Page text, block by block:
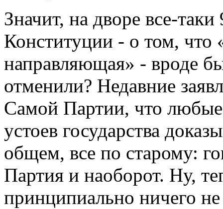
Значит, на дворе все-
Конституции - о том, что
направляющая» - вроде
отменили? Недавние
Самой Партии, что любые
устоев государства
общем, все по старому:
Партия и наоборот. Ну,
принципиально ничего